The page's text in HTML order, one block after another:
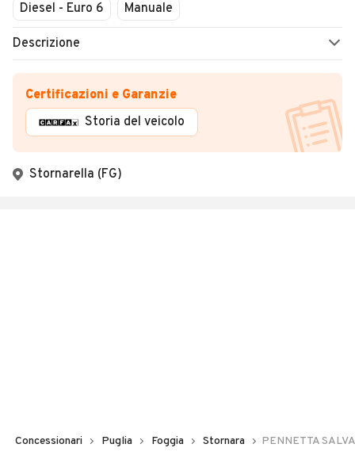
Diesel - Euro 6
Manuale
Descrizione
Certificazioni e Garanzie
Storia del veicolo
Stornarella (FG)
Concessionari Puglia Foggia Stornara PENNETTA